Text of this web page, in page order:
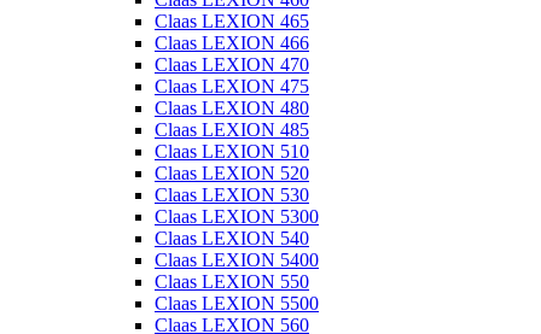
Claas LEXION 465
Claas LEXION 466
Claas LEXION 470
Claas LEXION 475
Claas LEXION 480
Claas LEXION 485
Claas LEXION 510
Claas LEXION 520
Claas LEXION 530
Claas LEXION 5300
Claas LEXION 540
Claas LEXION 5400
Claas LEXION 550
Claas LEXION 5500
Claas LEXION 560